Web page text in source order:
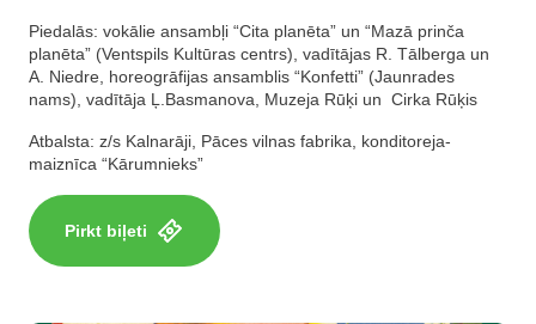
Piedalās: vokālie ansambļi “Cita planēta” un “Mazā prinča
planēta” (Ventspils Kultūras centrs), vadītājas R. Tālberga un
A. Niedre, horeogrāfijas ansamblis “Konfetti” (Jaunrades
nams), vadītāja Ļ.Basmanova, Muzeja Rūķi un Cirka Rūķis
Atbalsta: z/s Kalnarāji, Pāces vilnas fabrika, konditoreja-
maiznīca “Kārumnieks”
Pirkt biļeti